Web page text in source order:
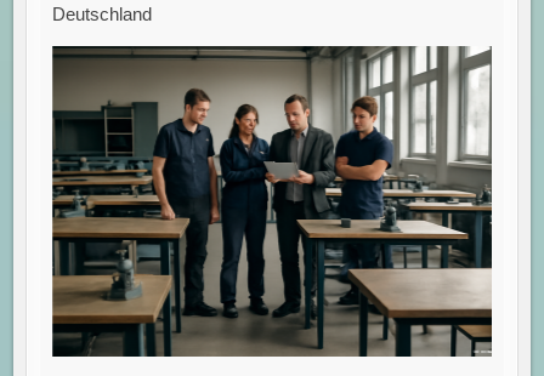
Deutschland